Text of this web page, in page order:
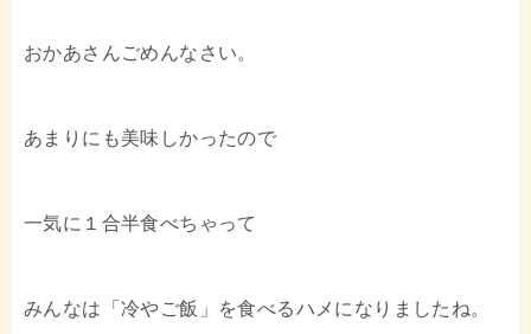
おかあさんごめんなさい。
あまりにも美味しかったので
一気に１合半食べちゃって
みんなは「冷やご飯」を食べるハメになりましたね。